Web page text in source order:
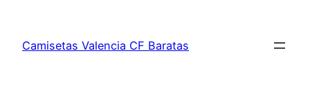
contenido
Camisetas Valencia CF Baratas